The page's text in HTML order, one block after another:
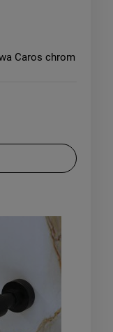
Caros chrom